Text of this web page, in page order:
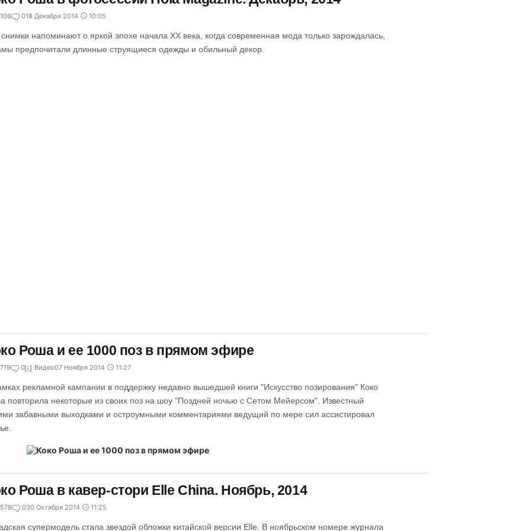
018 Декабря 2014 10:05
напоминают о яркой эпохе начала XX века, когда современная мода только зарождалась,
предпочитали длинные струящиеся одежды и обильный декор.
Роша и ее 1000 поз в прямом эфире
0 Видео07 Ноября 2014 11:27
рекламной кампании в поддержку недавно вышедшей книги "Искусство позирования" Коко
повторила некоторые из своих поз на шоу "Поздней ночью с Сетом Мейерсом". Известный
забавными выходками и остроумными комментариями ведущий по мере сил ассистировал
Роша в кавер-стори Elle China. Ноябрь, 2014
030 Октября 2014 11:25
супермодель стала звездой обложки китайской версии Elle. В ноябрьском номере журнала